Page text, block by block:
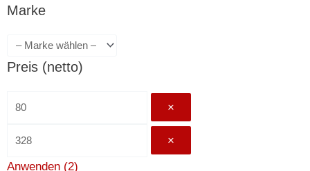
Marke
Preis (netto)
×
×
Anwenden (2)